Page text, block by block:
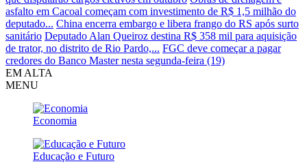
asfalto em Cacoal começam com investimento de R$ 1,5 milhão do
deputado... China encerra embargo e libera frango do RS após surto
sanitário Deputado Alan Queiroz destina R$ 358 mil para aquisição
de trator, no distrito de Rio Pardo,... FGC deve começar a pagar
credores do Banco Master nesta segunda-feira (19)
EM ALTA
MENU
Economia
Educação e Futuro